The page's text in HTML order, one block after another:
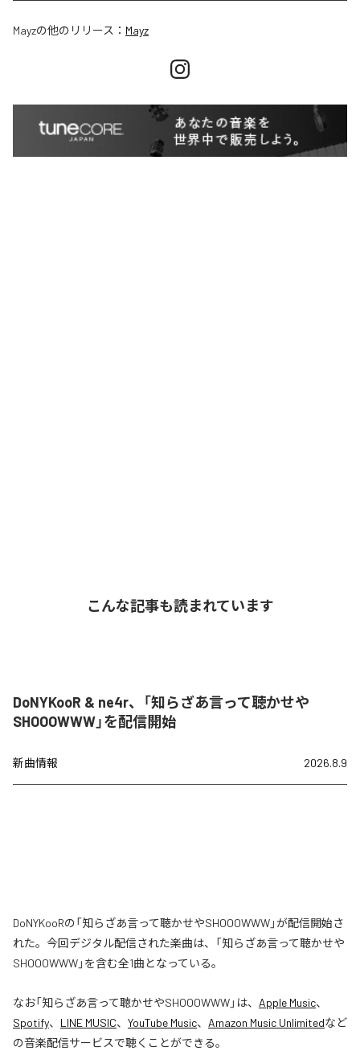
Mayzの他のリリース： Mayz
こんな記事も読まれています
DoNYKooR & ne4r、「知らざあ言って聴かせや
SHOOOWWW」を配信開始
新曲情報 2026.8.9
DoNYKooRの「知らざあ言って聴かせやSHOOOWWW」が配信開始さ
れた。今回デジタル配信された楽曲は、「知らざあ言って聴かせや
SHOOOWWW」を含む全1曲となっている。
なお「知らざあ言って聴かせやSHOOOWWW」は、 Apple Music、
Spotify、 LINE MUSIC、 YouTube Music、 Amazon Music Unlimitedなど
の音楽配信サービスで聴くことができる。